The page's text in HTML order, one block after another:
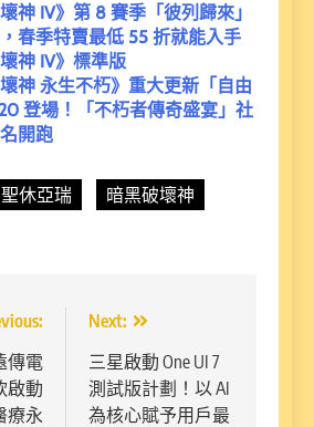
神 IV》第 8 賽季「彼列歸來」
春季特賣最低 55 折就能入手
壞神 IV》標準版
壞神 永生不朽》重大更新「自由
登場！「不朽者傳奇盛宴」社
開跑
休亞瑞
暗黑破壞神
傳電
啟動
療永
Next:
三星啟動 One UI 7
測試版計劃！以 AI
為核心賦予用戶最